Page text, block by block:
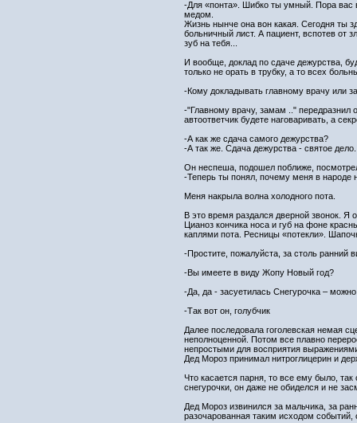
-Для «понта». Шибко ты умный. Пора вас
медом.
Жизнь нынче она вон какая. Сегодня ты
больничный лист. А пациент, вспотев от
зуб на тебя...
И вообще, доклад по сдаче дежурства,
только не орать в трубку, а то всех
-Кому докладывать главному врачу или
-"Главному врачу, замам .." передразнил
автоответчик будете наговаривать, а
-А как же сдача самого дежурства?
-А так же. Сдача дежурства - святое
Он неспеша, подошел поближе,
-Теперь ты понял, почему меня в
Меня накрыла волна холодного пота.
В это время раздался дверной звонок.
Цианоз кончика носа и губ на фоне
каплями пота. Ресницы «потекли».
-Простите, пожалуйста, за столь ранний
-Вы имеете в виду Жопу Новый год?
-Да, да - засуетилась Снегурочка –
-Так вот он, голубчик
Далее последовала гоголевская немая
неполноценной. Потом все плавно
непростыми для восприятия
Дед Мороз принимал нитроглицерин и
Что касается парня, то все ему было,
снегурочки, он даже не обиделся и не
Дед Мороз извинился за мальчика, за
разочарованная таким исходом